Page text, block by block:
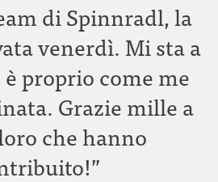
di Spinnradl, la
venerdì. Mi sta a
proprio come me
Grazie mille a
che hanno